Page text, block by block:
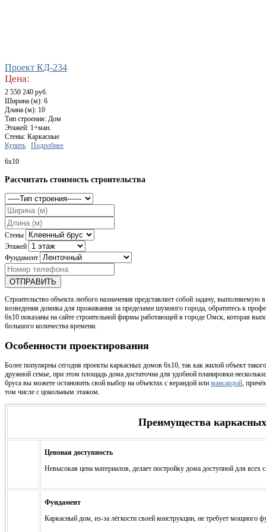
Проект КД-234
Цена:
2 550 240 руб.
Ширина (м): 6
Длина (м): 10
Тип строения: Дом
Этажей: 1+ман.
Стены: Каркасные
Купить
Подробнее
6х10
Рассчитать стоимость строительства
Стены
Этажей
Фундамент
ОТПРАВИТЬ
Строительство объекта любого назначения представляет собой задачу,
возведения домика для проживания за пределами шумного города, обратитесь к
6х10 показаны на сайте строительной фирмы работающей в городе Омск, которая
большого количества времени.
Особенности проектирования
Более популярны сегодня проекты каркасных домов 6x10, так как жилой объект
дружной семье, при этом площадь дома достаточна для удобной планировки
бруса вы можете остановить свой выбор на объектах с верандой или мансардой,
том числе с цокольным этажом.
Преимущества
Ценовая доступность
Невысокая цена материалов, делает постройку дома доступной для всех
Фундамент
Каркасный дом, из-за лёгкости своей конструкции, не требует мощного